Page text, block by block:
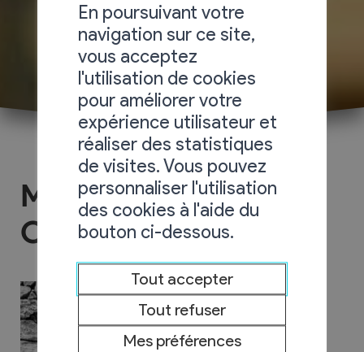
Michellod
Construction Sàrl
En poursuivant votre
navigation sur ce site,
vous acceptez
l'utilisation de cookies
pour améliorer votre
expérience utilisateur et
réaliser des statistiques
de visites. Vous pouvez
personnaliser l'utilisation
des cookies à l'aide du
bouton ci-dessous.
Tout accepter
Tout refuser
Mes préférences